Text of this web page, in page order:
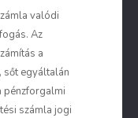
valódi
Az
a
sőt egyáltalán
pénzforgalmi
számla jogi